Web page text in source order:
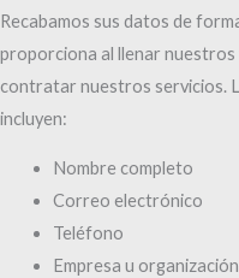
Recabamos sus datos de
proporciona al llenar
contratar nuestros servicios.
incluyen:
Nombre completo
Correo electrónico
Teléfono
Empresa u organización